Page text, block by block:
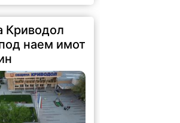
Криводол
наем имот